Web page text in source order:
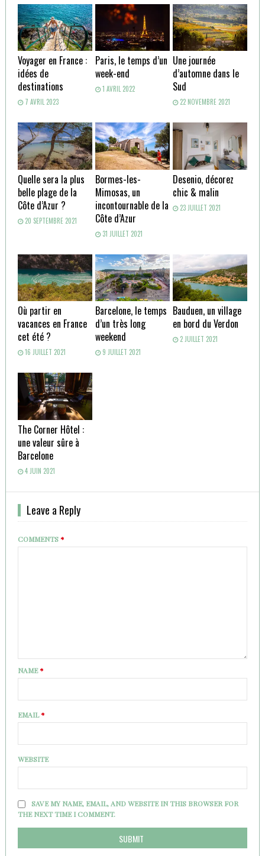
Voyager en France :
idées de
destinations
7 AVRIL 2023
Paris, le temps d’un
week-end
1 AVRIL 2022
Une journée
d’automne dans le
Sud
22 NOVEMBRE 2021
Quelle sera la plus
belle plage de la
Côte d’Azur ?
20 SEPTEMBRE 2021
Bormes-les-
Mimosas, un
incontournable de la
Côte d’Azur
31 JUILLET 2021
Desenio, décorez
chic & malin
23 JUILLET 2021
Où partir en
vacances en France
cet été ?
16 JUILLET 2021
Barcelone, le temps
d’un très long
weekend
9 JUILLET 2021
Bauduen, un village
en bord du Verdon
2 JUILLET 2021
The Corner Hôtel :
une valeur sûre à
Barcelone
4 JUIN 2021
Leave a Reply
COMMENTS*
NAME*
EMAIL*
WEBSITE
SAVE MY NAME, EMAIL, AND WEBSITE IN THIS BROWSER FOR
THE NEXT TIME I COMMENT.